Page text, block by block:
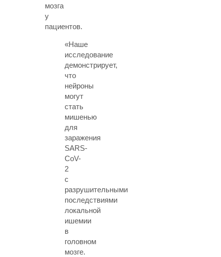
мозга
у
пациентов.
«Наше
исследование
демонстрирует,
что
нейроны
могут
стать
мишенью
для
заражения
SARS-
CoV-
2
с
разрушительными
последствиями
локальной
ишемии
в
головном
мозге.